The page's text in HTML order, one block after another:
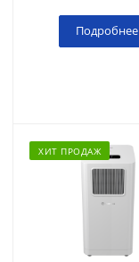
Подробнее
ХИТ ПРОДАЖ